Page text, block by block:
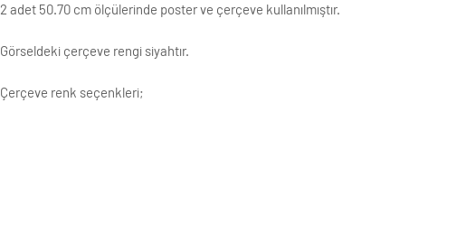
2 adet 50.70 cm ölçülerinde poster ve çerçeve kullanılmıştır.
Görseldeki çerçeve rengi siyahtır.
Çerçeve renk seçenkleri;